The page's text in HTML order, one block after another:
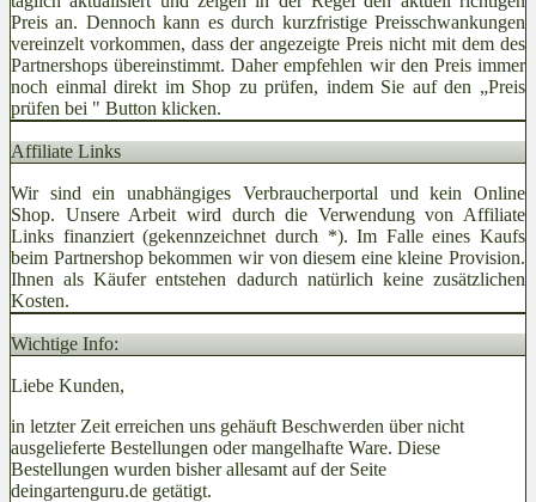
Preis an. Dennoch kann es durch kurzfristige Preisschwankungen
vereinzelt vorkommen, dass der angezeigte Preis nicht mit dem des
Partnershops übereinstimmt. Daher empfehlen wir den Preis immer
noch einmal direkt im Shop zu prüfen, indem Sie auf den „Preis
prüfen bei " Button klicken.
Affiliate Links
Wir sind ein unabhängiges Verbraucherportal und kein Online
Shop. Unsere Arbeit wird durch die Verwendung von Affiliate
Links finanziert (gekennzeichnet durch *). Im Falle eines Kaufs
beim Partnershop bekommen wir von diesem eine kleine Provision.
Ihnen als Käufer entstehen dadurch natürlich keine zusätzlichen
Kosten.
Wichtige Info:
Liebe Kunden,
in letzter Zeit erreichen uns gehäuft Beschwerden über nicht
ausgelieferte Bestellungen oder mangelhafte Ware. Diese
Bestellungen wurden bisher allesamt auf der Seite
deingartenguru.de getätigt.